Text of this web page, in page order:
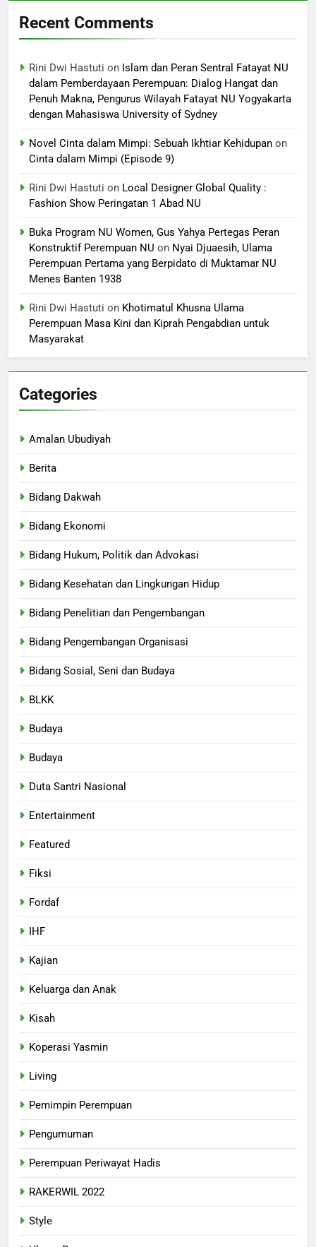
Recent Comments
Rini Dwi Hastuti on Islam dan Peran Sentral Fatayat NU
dalam Pemberdayaan Perempuan: Dialog Hangat dan
Penuh Makna, Pengurus Wilayah Fatayat NU Yogyakarta
dengan Mahasiswa University of Sydney
Novel Cinta dalam Mimpi: Sebuah Ikhtiar Kehidupan on
Cinta dalam Mimpi (Episode 9)
Rini Dwi Hastuti on Local Designer Global Quality :
Fashion Show Peringatan 1 Abad NU
Buka Program NU Women, Gus Yahya Pertegas Peran
Konstruktif Perempuan NU on Nyai Djuaesih, Ulama
Perempuan Pertama yang Berpidato di Muktamar NU
Menes Banten 1938
Rini Dwi Hastuti on Khotimatul Khusna Ulama
Perempuan Masa Kini dan Kiprah Pengabdian untuk
Masyarakat
Categories
Amalan Ubudiyah
Berita
Bidang Dakwah
Bidang Ekonomi
Bidang Hukum, Politik dan Advokasi
Bidang Kesehatan dan Lingkungan Hidup
Bidang Penelitian dan Pengembangan
Bidang Pengembangan Organisasi
Bidang Sosial, Seni dan Budaya
BLKK
Budaya
Budaya
Duta Santri Nasional
Entertainment
Featured
Fiksi
Fordaf
IHF
Kajian
Keluarga dan Anak
Kisah
Koperasi Yasmin
Living
Pemimpin Perempuan
Pengumuman
Perempuan Periwayat Hadis
RAKERWIL 2022
Style